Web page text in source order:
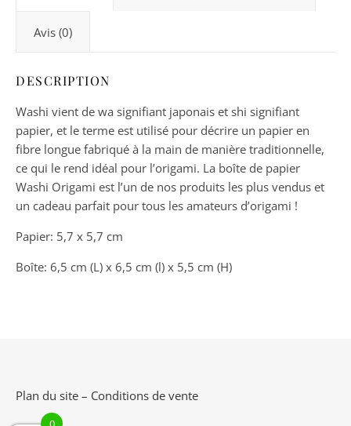
Avis (0)
DESCRIPTION
Washi vient de wa signifiant japonais et shi signifiant
papier, et le terme est utilisé pour décrire un papier en
fibre longue fabriqué à la main de manière traditionnelle,
ce qui le rend idéal pour l’origami. La boîte de papier
Washi Origami est l’un de nos produits les plus vendus et
un cadeau parfait pour tous les amateurs d’origami !
Papier: 5,7 x 5,7 cm
Boîte: 6,5 cm (L) x 6,5 cm (l) x 5,5 cm (H)
Plan du site – Conditions de vente